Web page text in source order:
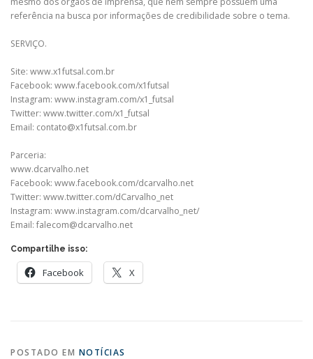
referência na busca por informações de credibilidade sobre o tema.
SERVIÇO.
Site: www.x1futsal.com.br
Facebook: www.facebook.com/x1futsal
Instagram: www.instagram.com/x1_futsal
Twitter: www.twitter.com/x1_futsal
Email: contato@x1futsal.com.br
Parceria:
www.dcarvalho.net
Facebook: www.facebook.com/dcarvalho.net
Twitter: www.twitter.com/dCarvalho_net
Instagram: www.instagram.com/dcarvalho_net/
Email: falecom@dcarvalho.net
Compartilhe isso:
Facebook X
POSTADO EM NOTÍCIAS